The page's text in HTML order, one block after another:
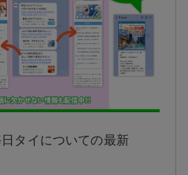
タイについての最新